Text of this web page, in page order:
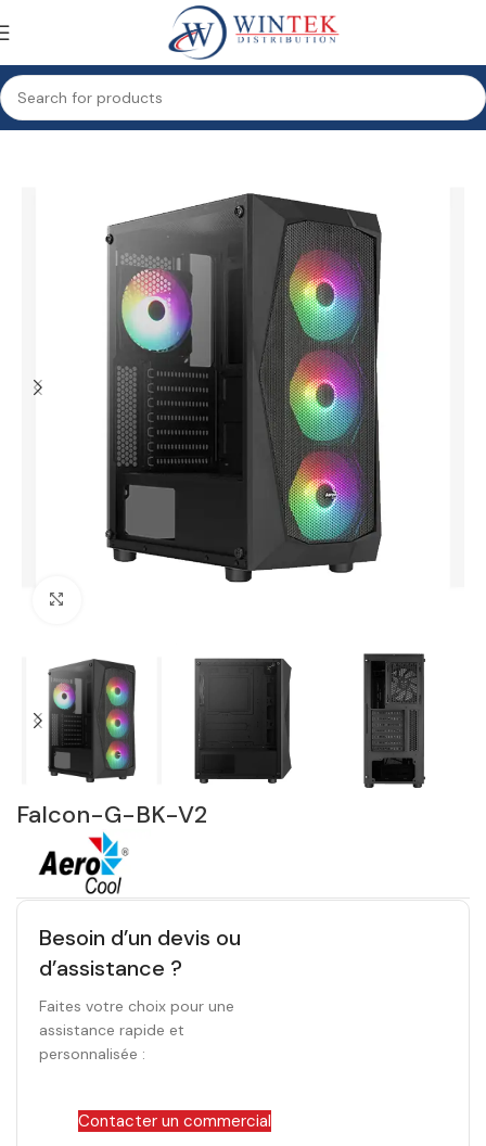
Accueil Informatique Composants Boîtier
Falcon-G-BK-V2
Besoin d’un devis ou
d’assistance ?
Faites votre choix pour une
assistance rapide et
personnalisée :
Contacter un commercial